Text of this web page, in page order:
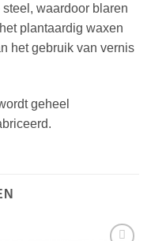
waardoor blaren
plantaardig waxen
het gebruik van vernis
geheel